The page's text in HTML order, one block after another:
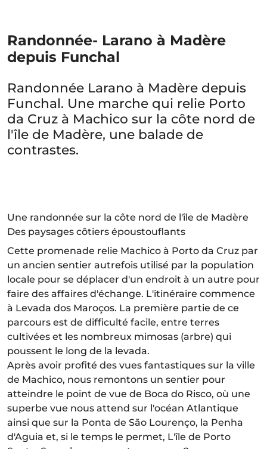
Randonnée- Larano à Madère
depuis Funchal
Randonnée Larano à Madère depuis
Funchal. Une marche qui relie Porto
da Cruz à Machico sur la côte nord de
l'île de Madère, une balade de
contrastes.
Une randonnée sur la côte nord de l'île de Madère
Des paysages côtiers époustouflants
Cette promenade relie Machico à Porto da Cruz par
un ancien sentier autrefois utilisé par la population
locale pour se déplacer d'un endroit à un autre pour
faire des affaires d'échange. L'itinéraire commence
à Levada dos Maroços. La première partie de ce
parcours est de difficulté facile, entre terres
cultivées et les nombreux mimosas (arbre) qui
poussent le long de la levada.
Après avoir profité des vues fantastiques sur la ville
de Machico, nous remontons un sentier pour
atteindre le point de vue de Boca do Risco, où une
superbe vue nous attend sur l'océan Atlantique
ainsi que sur la Ponta de São Lourenço, la Penha
d'Aguia et, si le temps le permet, L'île de Porto